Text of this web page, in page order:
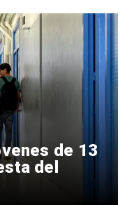
de 13
del